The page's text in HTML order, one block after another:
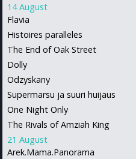
14 August
Flavia
Histoires paralleles
The End of Oak Street
Dolly
Odzyskany
Supermarsu ja suuri huijaus
One Night Only
The Rivals of Amziah King
21 August
Arek.Mama.Panorama